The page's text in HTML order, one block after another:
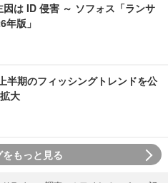
は ID 侵害 ～ ソフォス「ランサ
版」
半期のフィッシングトレンドを公
大
もっと見る